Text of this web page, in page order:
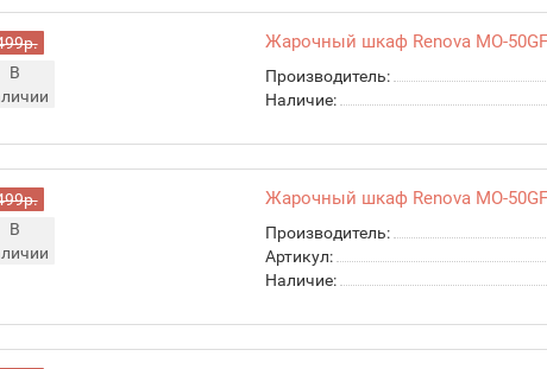
В
Жарочный шкаф Renova MO-
Производитель:
Наличие:
В
Жарочный шкаф Renova MO-
Производитель:
Артикул:
Наличие: